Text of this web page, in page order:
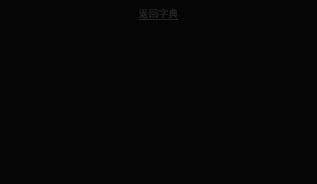
返回字典